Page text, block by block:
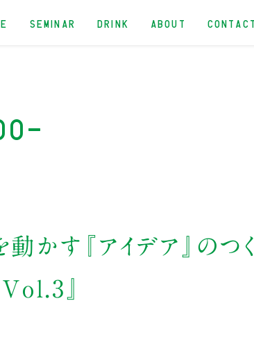
SEMINAR DRINK ABOUT CONTACT
かす『アイデア』のつく
』